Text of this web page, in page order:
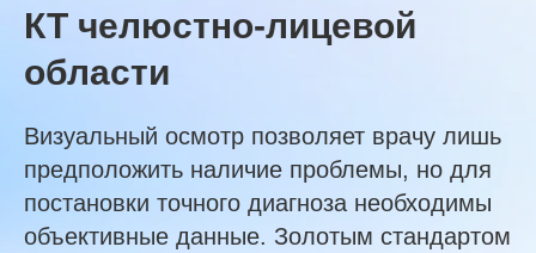
КТ челюстно-лицевой
области
Визуальный осмотр позволяет врачу лишь
предположить наличие проблемы, но для
постановки точного диагноза необходимы
объективные данные. Золотым стандартом